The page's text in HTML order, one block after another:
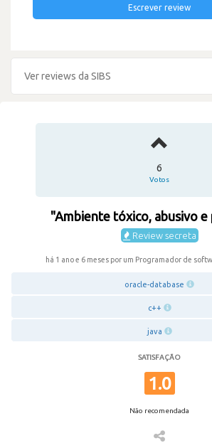
Escrever review
Ver reviews da SIBS
6
Votos
"Ambiente tóxico, abusivo e
Review secreta
há 1 ano e 6 meses por um Programador de
oracle-database
c++
java
SATISFAÇÃO
1.0
Não recomendada